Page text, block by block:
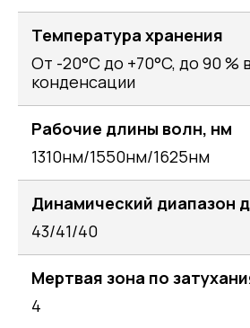
Температура хранения
От -20°C до +70°C, до 90 %
конденсации
Рабочие длины волн, нм
1310нм/1550нм/1625нм
Динамический диапазон
43/41/40
Мертвая зона по
4